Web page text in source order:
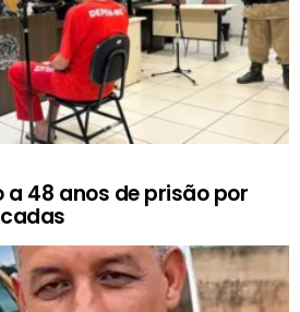
a 48 anos de prisão por